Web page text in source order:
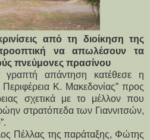
από τη διοίκηση της
να απωλέσουν τα
πνεύμονες πρασίνου
απάντηση κατέθεσε η
Κ. Μακεδονίας” προς
σχετικά με το μέλλον που
στρατόπεδα των Γιαννιτσών,
Πέλλας της παράταξης, Φώτης